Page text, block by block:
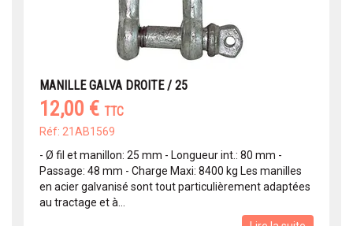
MANILLE GALVA DROITE / 25
12,00 € TTC
Réf: 21AB1569
- Ø fil et manillon: 25 mm - Longueur int.: 80 mm -
Passage: 48 mm - Charge Maxi: 8400 kg Les manilles
en acier galvanisé sont tout particulièrement adaptées
au tractage et à...